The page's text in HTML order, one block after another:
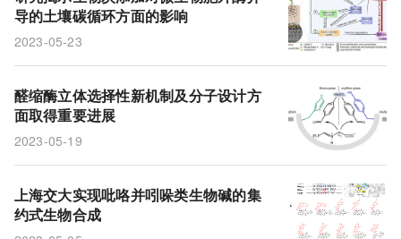
导的土壤碳循环方面的影响
2023-05-23
醛缩酶立体选择性新机制及分子设计方
面取得重要进展
2023-05-19
上海交大实现吡咯并吲哚类生物碱的集
约式生物合成